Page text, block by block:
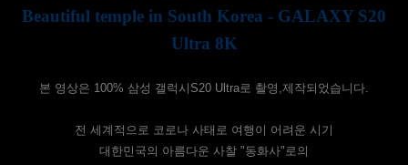
Beautiful temple in South Korea - GALAXY S20
Ultra 8K
본 영상은 100% 삼성 갤럭시S20 Ultra로 촬영,제작되었습니다.
전 세계적으로 코로나 사태로 여행이 어려운 시기
대한민국의 아름다운 사찰 "동화사"로의